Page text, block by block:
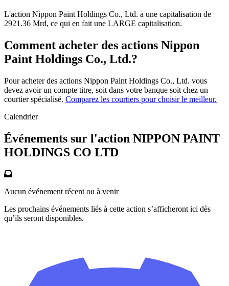
L'action Nippon Paint Holdings Co., Ltd. a une capitalisation de
2921.36 Mrd, ce qui en fait une LARGE capitalisation.
Comment acheter des actions Nippon
Paint Holdings Co., Ltd.?
Pour acheter des actions Nippon Paint Holdings Co., Ltd. vous
devez avoir un compte titre, soit dans votre banque soit chez un
courtier spécialisé. Comparez les courtiers pour choisir le meilleur.
Calendrier
Événements sur l'action NIPPON PAINT
HOLDINGS CO LTD
Aucun événement récent ou à venir
Les prochains événements liés à cette action s’afficheront ici dès
qu’ils seront disponibles.